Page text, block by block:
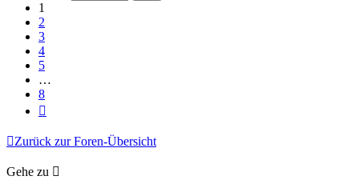
1
2
3
4
5
…
8
Zurück zur Foren-Übersicht
Gehe zu